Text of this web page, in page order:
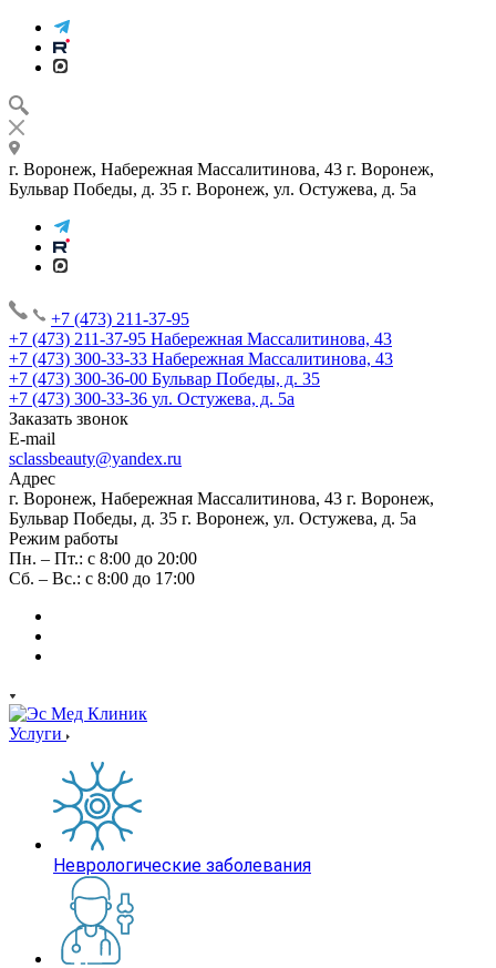
г. Воронеж, Набережная Массалитинова, 43 г. Воронеж,
Бульвар Победы, д. 35 г. Воронеж, ул. Остужева, д. 5а
+7 (473) 211-37-95
+7 (473) 211-37-95 Набережная Массалитинова, 43
+7 (473) 300-33-33 Набережная Массалитинова, 43
+7 (473) 300-36-00 Бульвар Победы, д. 35
+7 (473) 300-33-36 ул. Остужева, д. 5а
Заказать звонок
E-mail
sclassbeauty@yandex.ru
Адрес
г. Воронеж, Набережная Массалитинова, 43 г. Воронеж,
Бульвар Победы, д. 35 г. Воронеж, ул. Остужева, д. 5а
Режим работы
Пн. – Пт.: с 8:00 до 20:00
Сб. – Вс.: с 8:00 до 17:00
Услуги
Неврологические заболевания